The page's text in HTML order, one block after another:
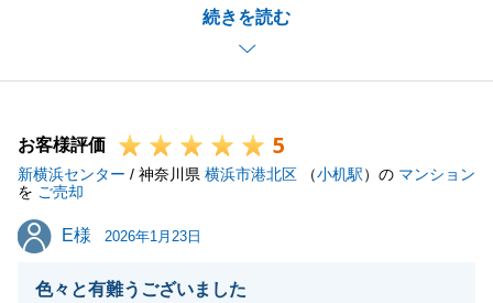
続きを読む
今回のご売却に関わることはもちろん、ご家族やご友
人の皆様がご購入やご売却の検討をされる際など、今
後、何か私がお力になれそうな事がございましたら、
引き続き宜しくお願いいたします。
お客様評価 5
新横浜センター / 神奈川県 横浜市港北区 （小机駅）の マンション
を ご売却
E様
E様 2026年1月23日
色々と有難うございました